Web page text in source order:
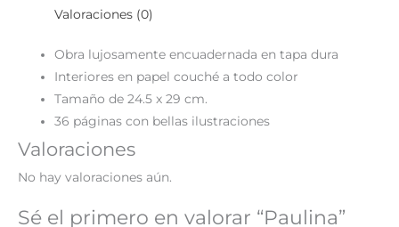
Valoraciones (0)
Obra lujosamente encuadernada en tapa dura
Interiores en papel couché a todo color
Tamaño de 24.5 x 29 cm.
36 páginas con bellas ilustraciones
Valoraciones
No hay valoraciones aún.
Sé el primero en valorar “Paulina”